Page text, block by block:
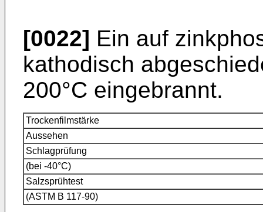
[0022] Ein auf
kathodisch
200°C eingebrannt.
Trockenfilmstärke
Aussehen
Schlagprüfung
(bei -40°C)
Salzsprühtest
(ASTM B 117-90)